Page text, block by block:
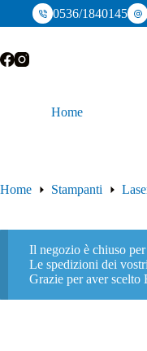
0536/1840145
Home
Home Stampanti
Il negozio è chiuso
Le spedizioni dei
Grazie per aver scelto